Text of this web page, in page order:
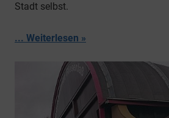
Stadt selbst.
... Weiterlesen